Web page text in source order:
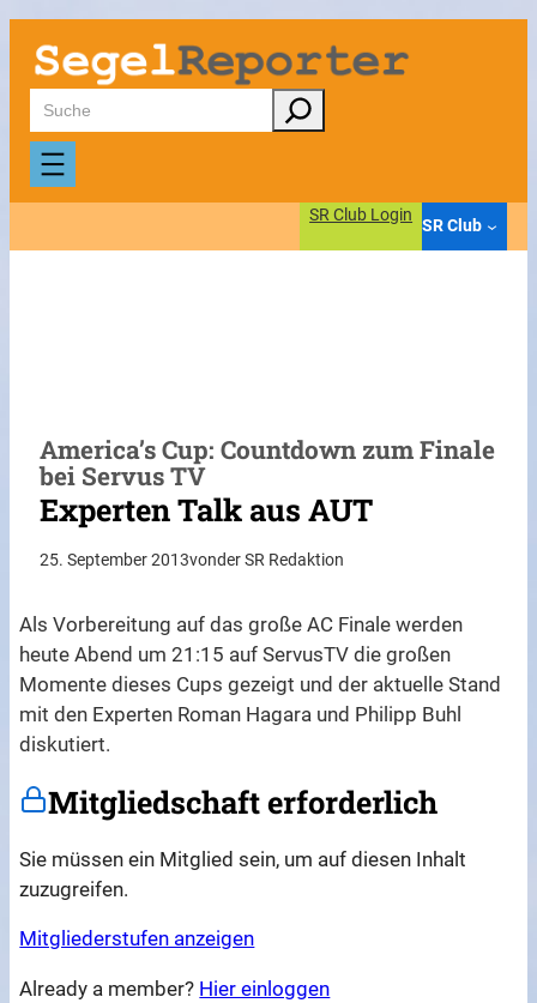
Zum
Inhalt
springen
Suchen
SR Club Login
SR Club
America’s Cup: Countdown zum Finale
bei Servus TV
Experten Talk aus AUT
25. September 2013vonder SR Redaktion
Als Vorbereitung auf das große AC Finale werden
heute Abend um 21:15 auf ServusTV die großen
Momente dieses Cups gezeigt und der aktuelle Stand
mit den Experten Roman Hagara und Philipp Buhl
diskutiert.
Mitgliedschaft erforderlich
Sie müssen ein Mitglied sein, um auf diesen Inhalt
zuzugreifen.
Mitgliederstufen anzeigen
Already a member? Hier einloggen